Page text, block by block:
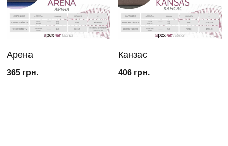
Арена
365 грн.
Канзас
406 грн.